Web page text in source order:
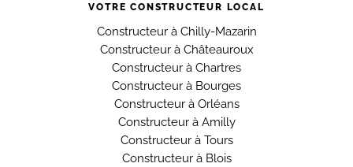
VOTRE CONSTRUCTEUR LOCAL
Constructeur à Chilly-Mazarin
Constructeur à Châteauroux
Constructeur à Chartres
Constructeur à Bourges
Constructeur à Orléans
Constructeur à Amilly
Constructeur à Tours
Constructeur à Blois